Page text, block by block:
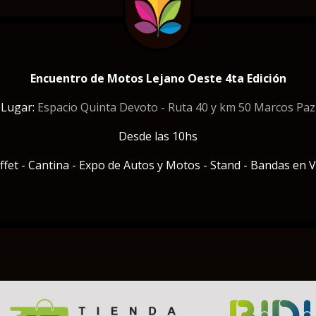
Encuentro de Motos Lejano Oeste 4ta Edición
Lugar: Espacio Quinta Devoto - Ruta 40 y km 50 Marcos Paz
Desde las 10hs
- Cantina - Expo de Autos y Motos - Stand - Bandas en